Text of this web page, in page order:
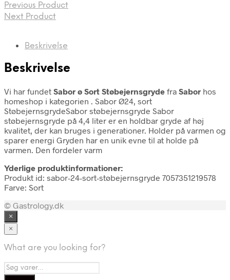
Previous Product
Next Product
Beskrivelse
Beskrivelse
Vi har fundet Sabor ø Sort Støbejernsgryde fra Sabor hos
homeshop i kategorien . Sabor Ø24, sort
StøbejernsgrydeSabor støbejernsgryde Sabor
støbejernsgryde på 4,4 liter er en holdbar gryde af høj
kvalitet, der kan bruges i generationer. Holder på varmen og
sparer energi Gryden har en unik evne til at holde på
varmen. Den fordeler varm
Yderlige produktinformationer:
Produkt id: sabor-24-sort-støbejernsgryde 7057351219578
Farve: Sort
© Gastrology.dk
×
×
What are you looking for?